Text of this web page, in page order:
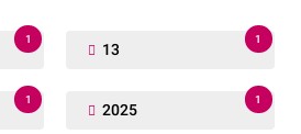
1
13
1
1
2025
1